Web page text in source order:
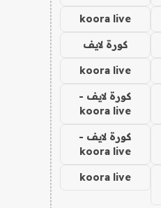
koora live
كورة لايف
koora live
كورة لايف -
koora live
كورة لايف -
koora live
koora live